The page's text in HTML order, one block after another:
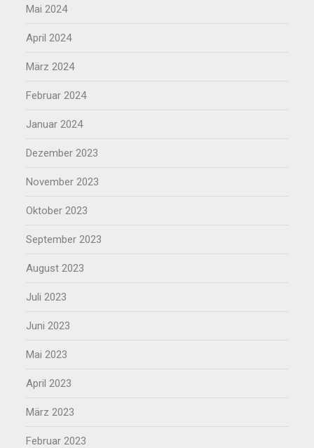
Mai 2024
April 2024
März 2024
Februar 2024
Januar 2024
Dezember 2023
November 2023
Oktober 2023
September 2023
August 2023
Juli 2023
Juni 2023
Mai 2023
April 2023
März 2023
Februar 2023